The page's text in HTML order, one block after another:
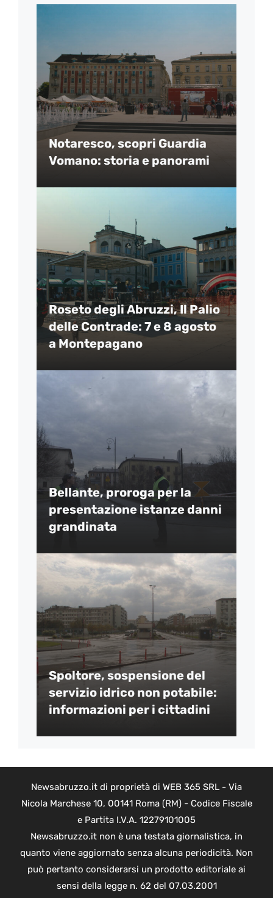
Notaresco, scopri Guardia
Vomano: storia e panorami
Roseto degli Abruzzi, Il Palio
delle Contrade: 7 e 8 agosto
a Montepagano
Bellante, proroga per la
presentazione istanze danni
grandinata
Spoltore, sospensione del
servizio idrico non potabile:
informazioni per i cittadini
Newsabruzzo.it di proprietà di WEB 365 SRL - Via
Nicola Marchese 10, 00141 Roma (RM) - Codice Fiscale
e Partita I.V.A. 12279101005
Newsabruzzo.it non è una testata giornalistica, in
quanto viene aggiornato senza alcuna periodicità. Non
può pertanto considerarsi un prodotto editoriale ai
sensi della legge n. 62 del 07.03.2001